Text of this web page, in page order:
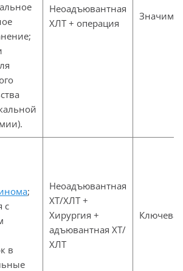
Неоадъювантная
ХЛТ + операция
Значимая
;
с
в
Неоадъювантная
ХТ/ХЛТ +
Хирургия +
адъювантная ХТ/
ХЛТ
Ключевая